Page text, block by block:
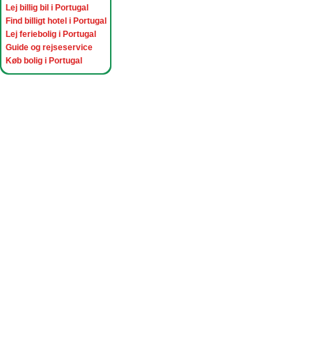
Lej billig bil i Portugal
Find billigt hotel i Portugal
Lej feriebolig i Portugal
Guide og rejseservice
Køb bolig i Portugal